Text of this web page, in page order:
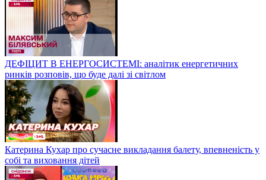
ДЕФІЦИТ В ЕНЕРГОСИСТЕМІ: аналітик енергетичних
ринків розповів, що буде далі зі світлом
Катерина Кухар про сучасне викладання балету, впевненість у
собі та виховання дітей